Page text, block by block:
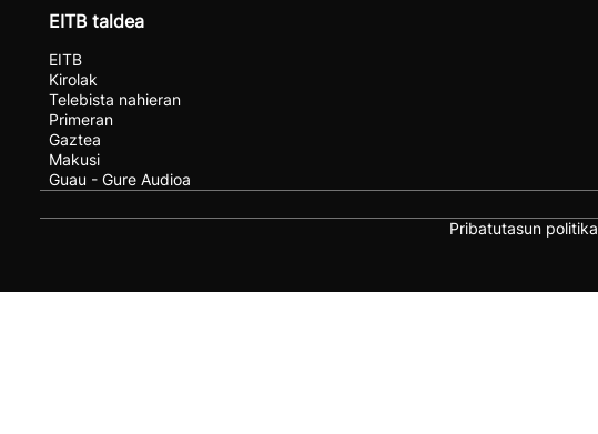
EITB taldea
EITB
Kirolak
Telebista nahieran
Primeran
Gaztea
Makusi
Guau - Gure Audioa
Pribatutasun politika